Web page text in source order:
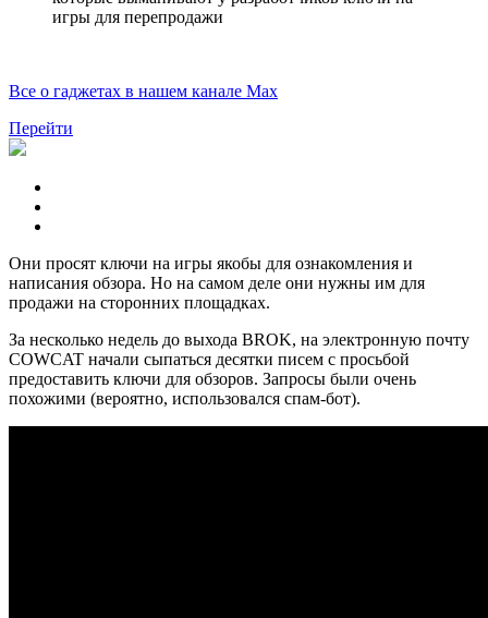
Все о гаджетах в нашем канале Max
Перейти
Они просят ключи на игры якобы для ознакомления и
написания обзора. Но на самом деле они нужны им для
продажи на сторонних площадках.
За несколько недель до выхода BROK, на электронную почту
COWCAT начали сыпаться десятки писем с просьбой
предоставить ключи для обзоров. Запросы были очень
похожими (вероятно, использовался спам-бот).